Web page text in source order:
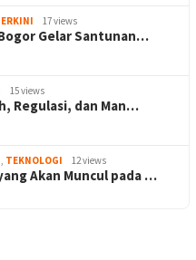
17 views
Gelar Santunan…
15 views
Regulasi, dan Man…
, TEKNOLOGI 12 views
Akan Muncul pada …